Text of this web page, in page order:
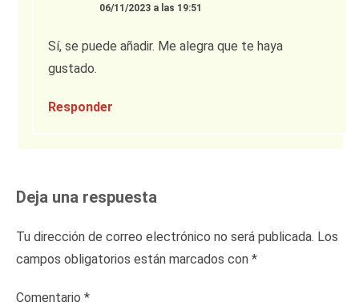
06/11/2023 a las 19:51
Sí, se puede añadir. Me alegra que te haya
gustado.
Responder
Deja una respuesta
Tu dirección de correo electrónico no será publicada. Los
campos obligatorios están marcados con *
Comentario *